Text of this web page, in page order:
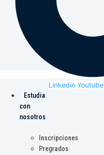
Linkedin Youtube
Estudia
con
nosotros
Inscripciones
Pregrados